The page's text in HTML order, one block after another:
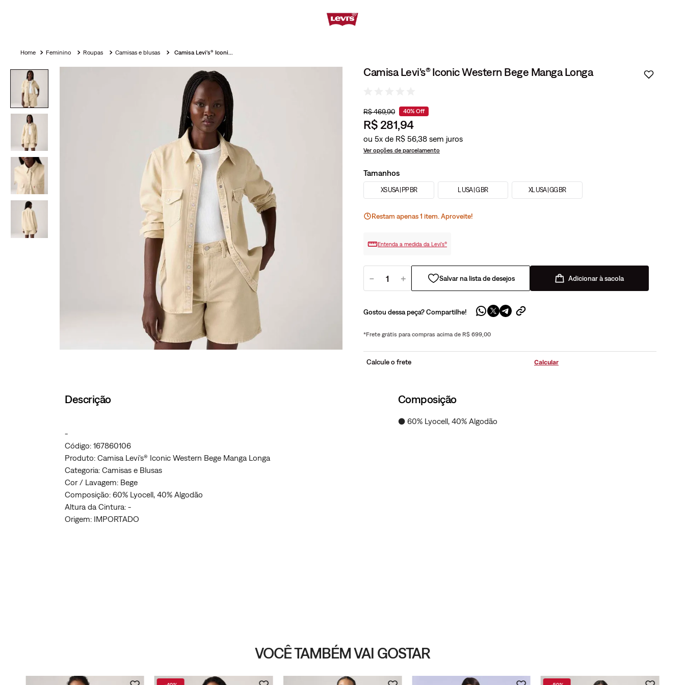
Feminino Roupas Camisas e blusas Camisa Levi's® Iconic Western Bege Manga Longa
Camisa Levi's® Iconic Western Bege Manga Longa
R$469,90 40% Off
R$ 281,94
ou 5x de R$ 56,38
Ver opções de parcelamento
Tamanhos
XS USA | PP BR L USA | G BR XL USA | GG BR
Restam apenas1 item. Aproveite!
Entenda a medida da Levi’s®
＋
－ Adicionar à sacola
Gostou dessa peça? Compartilhe!
*Frete grátis para compras acima de R$ 699,00
Calcule o frete
Descrição
-
Código: 167860106
Produto: Camisa Levi's® Iconic Western Bege Manga Longa
Categoria: Camisas e Blusas
Cor / Lavagem: Bege
Composição: 60% Lyocell, 40% Algodão
Altura da Cintura: -
Origem: IMPORTADO
Composição
● 60% Lyocell, 40% Algodão
VOCÊ TAMBÉM VAI GOSTAR